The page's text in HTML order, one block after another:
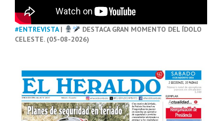
#ENTREVISTA|
DESTACA GRAN MOMENTO DEL ÍDOLO
CELESTE. (05-08-2026)